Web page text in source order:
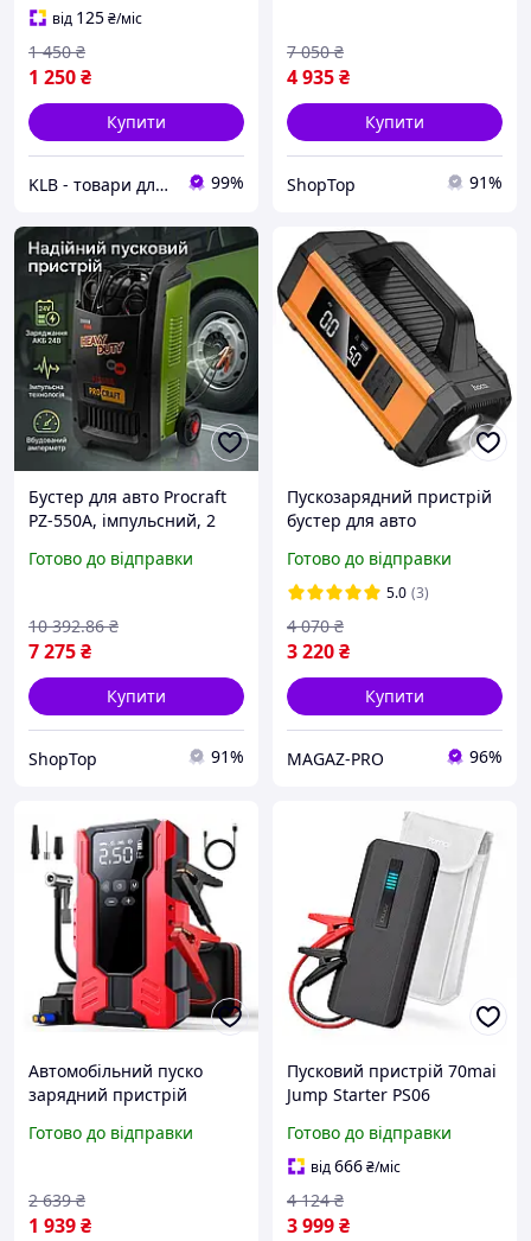
від 125₴/міс
1 250₴
1 450 ₴
Купити
KLB - товари для дому, дітей та тварин 99%
пуско зарядний пристрій
4 935₴
7 050 ₴
Купити
ShopTop 91%
Бустер для авто Procraft
PZ-550A, імпульсний, 2
А·год метал пуско-
амперметром
Готово до відправки
7 275₴
10 392.86 ₴
Купити
ShopTop 91%
Пускозарядний пристрій
бустер для авто
HOCO QS4 Чорно-
помаранчевий
Готово до відправки
5.0 (3)
3 220₴
4 070 ₴
Купити
MAGAZ-PRO 96%
Автомобільний пуско
зарядний пристрій
пусковий пристрій
Готово до відправки
1 939₴
2 639 ₴
Пусковий пристрій 70mai
Jump Starter PS06
бустер для авто, power
bank
Готово до відправки
від666₴/міс
3 999₴
4 124 ₴